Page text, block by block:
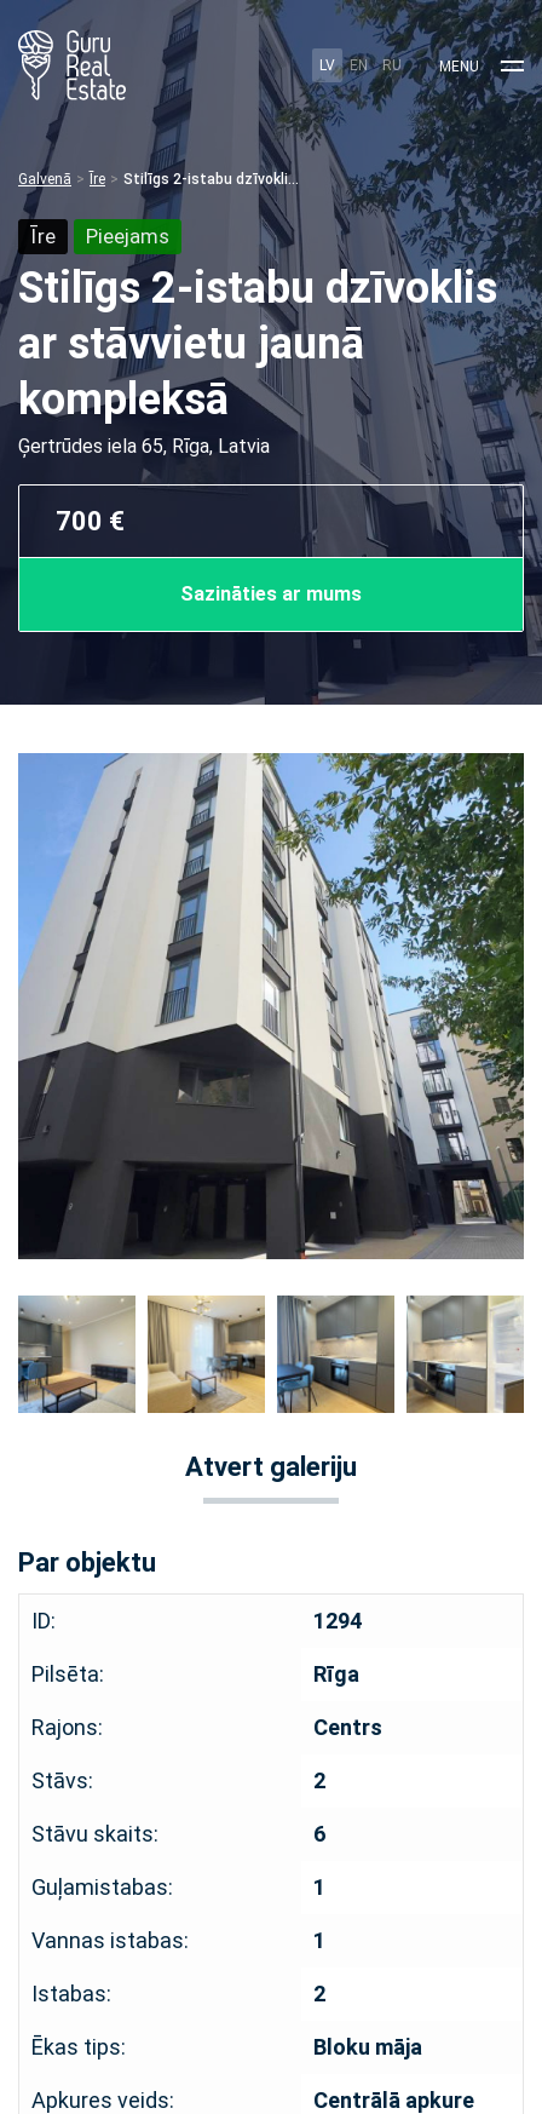
LV EN RU MENU
Galvenā Īre Stilīgs 2-istabu dzīvoklis ar stāvvietu jaunā kompleksā
Īre Pieejams
Stilīgs 2-istabu dzīvoklis
ar stāvvietu jaunā
kompleksā
Ģertrūdes iela 65, Rīga, Latvia
700 €
Sazināties ar mums
Atvert galeriju
Par objektu
ID: 1294
Pilsēta: Rīga
Rajons: Centrs
Stāvs: 2
Stāvu skaits: 6
Guļamistabas: 1
Vannas istabas: 1
Istabas: 2
Ēkas tips: Bloku māja
Apkures veids: Centrālā apkure